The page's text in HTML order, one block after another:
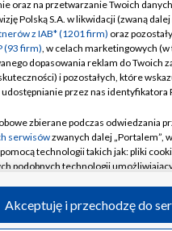
TVP
TVP
Telewizja Cyfrowa
o nadawcy
prasy
Regulamin TVP
Polityka prywatności
Moje zgody
Pomoc
Kontakt
Kanały
oraz na przetwarzanie Twoich
Polską S.A. w likwidacji (zwaną dalej
z IAB* (1201 firm) oraz
(93 firm), w celach marketingowych (w
dopasowania reklam do Twoich
i pozostałych, które
przez nas identyfikatora
zbierane podczas odwiedzania
serwisówzwanych dalej „Portalem”,
technologii takich jak: pliki
podobnych technologii
Akceptuję i przechodzę do